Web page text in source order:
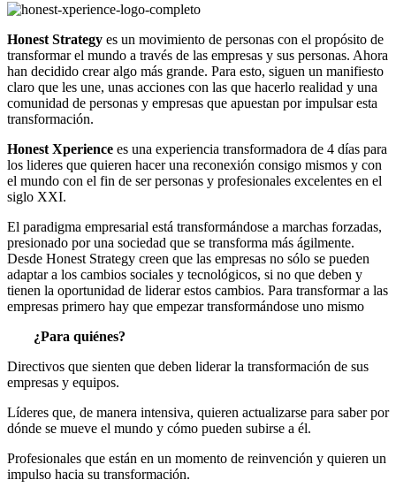
Honest Strategy es un movimiento de personas con el propósito de
transformar el mundo a través de las empresas y sus personas. Ahora
han decidido crear algo más grande. Para esto, siguen un manifiesto
claro que les une, unas acciones con las que hacerlo realidad y una
comunidad de personas y empresas que apuestan por impulsar esta
transformación.
Honest Xperience es una experiencia transformadora de 4 días para
los lideres que quieren hacer una reconexión consigo mismos y con
el mundo con el fin de ser personas y profesionales excelentes en el
siglo XXI.
El paradigma empresarial está transformándose a marchas forzadas,
presionado por una sociedad que se transforma más ágilmente.
Desde Honest Strategy creen que las empresas no sólo se pueden
adaptar a los cambios sociales y tecnológicos, si no que deben y
tienen la oportunidad de liderar estos cambios. Para transformar a las
empresas primero hay que empezar transformándose uno mismo
¿Para quiénes?
Directivos que sienten que deben liderar la transformación de sus
empresas y equipos.
Líderes que, de manera intensiva, quieren actualizarse para saber por
dónde se mueve el mundo y cómo pueden subirse a él.
Profesionales que están en un momento de reinvención y quieren un
impulso hacia su transformación.